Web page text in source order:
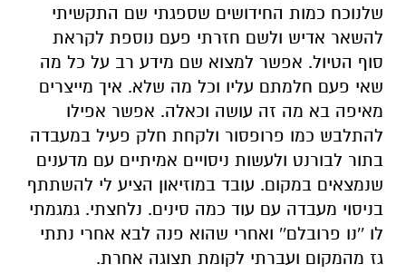
שלנוכח כמות החידושים שספגתי שם התקשיתי
להשאר אדיש ולשם חזרתי פעם נוספת לקראת
סוף הטיול. אפשר למצוא שם מידע רב על כל מה
שאי פעם חלמתם עליו וכל מה שלא. איך מייצרים
מאיפה בא מה זה עושה וכאלה. אפשר אפילו
להתלבש כמו פרופסור ולקחת חלק פעיל במעבדה
בתור לבורנט ולעשות ניסויים אמיתיים עם מדענים
שנמצאים במקום. עובד במוזיאון הציע לי להשתתף
בניסוי מעבדה עם עוד כמה סינים. נלחצתי. גמגמתי
לו ''נו פרובלם'' ואחרי שהוא פנה לבא אחרי נתתי
גז מהמקום ועברתי לקומת תצוגה אחרת.